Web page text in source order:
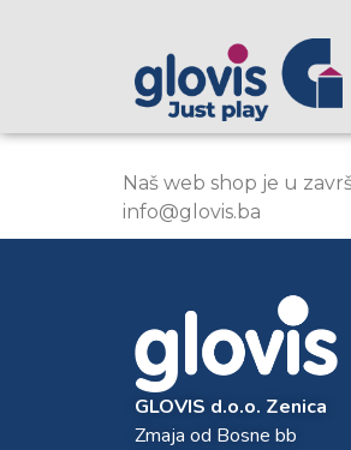
Naš web shop je u
info@glovis.ba
GLOVIS d.o.o. Zenica
Zmaja od Bosne bb